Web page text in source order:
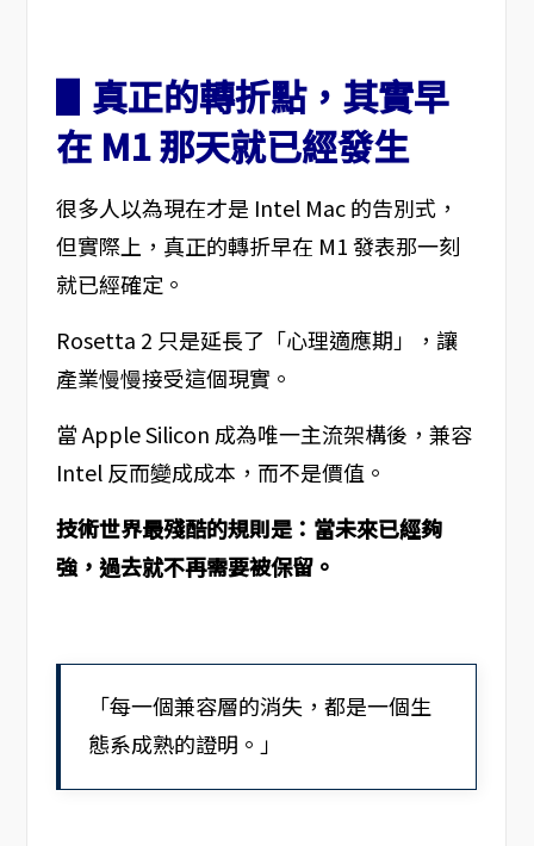
▋真正的轉折點，其實早
在 M1 那天就已經發生
很多人以為現在才是 Intel Mac 的告別式，
但實際上，真正的轉折早在 M1 發表那一刻
就已經確定。
Rosetta 2 只是延長了「心理適應期」，讓
產業慢慢接受這個現實。
當 Apple Silicon 成為唯一主流架構後，兼容
Intel 反而變成成本，而不是價值。
技術世界最殘酷的規則是：當未來已經夠
強，過去就不再需要被保留。
「每一個兼容層的消失，都是一個生
態系成熟的證明。」